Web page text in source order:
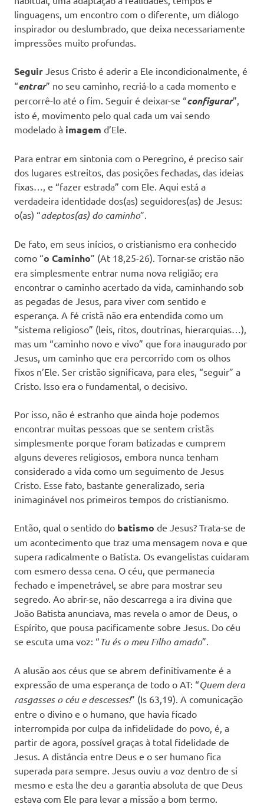
linguagens, um encontro com o diferente, um diálogo
inspirador ou deslumbrado, que deixa necessariamente
impressões muito profundas.
Seguir Jesus Cristo é aderir a Ele incondicionalmente, é
“entrar” no seu caminho, recriá-lo a cada momento e
percorrê-lo até o fim. Seguir é deixar-se “configurar”,
isto é, movimento pelo qual cada um vai sendo
modelado à imagem d’Ele.
Para entrar em sintonia com o Peregrino, é preciso sair
dos lugares estreitos, das posições fechadas, das ideias
fixas…, e “fazer estrada” com Ele. Aqui está a
verdadeira identidade dos(as) seguidores(as) de Jesus:
o(as) “adeptos(as) do caminho”.
De fato, em seus inícios, o cristianismo era conhecido
como “o Caminho” (At 18,25-26). Tornar-se cristão não
era simplesmente entrar numa nova religião; era
encontrar o caminho acertado da vida, caminhando sob
as pegadas de Jesus, para viver com sentido e
esperança. A fé cristã não era entendida como um
“sistema religioso” (leis, ritos, doutrinas, hierarquias…),
mas um “caminho novo e vivo” que fora inaugurado por
Jesus, um caminho que era percorrido com os olhos
fixos n’Ele. Ser cristão significava, para eles, “seguir” a
Cristo. Isso era o fundamental, o decisivo.
Por isso, não é estranho que ainda hoje podemos
encontrar muitas pessoas que se sentem cristãs
simplesmente porque foram batizadas e cumprem
alguns deveres religiosos, embora nunca tenham
considerado a vida como um seguimento de Jesus
Cristo. Esse fato, bastante generalizado, seria
inimaginável nos primeiros tempos do cristianismo.
Então, qual o sentido do batismo de Jesus? Trata-se de
um acontecimento que traz uma mensagem nova e que
supera radicalmente o Batista. Os evangelistas cuidaram
com esmero dessa cena. O céu, que permanecia
fechado e impenetrável, se abre para mostrar seu
segredo. Ao abrir-se, não descarrega a ira divina que
João Batista anunciava, mas revela o amor de Deus, o
Espírito, que pousa pacificamente sobre Jesus. Do céu
se escuta uma voz: “Tu és o meu Filho amado”.
A alusão aos céus que se abrem definitivamente é a
expressão de uma esperança de todo o AT: “Quem dera
rasgasses o céu e descesses!” (Is 63,19). A comunicação
entre o divino e o humano, que havia ficado
interrompida por culpa da infidelidade do povo, é, a
partir de agora, possível graças à total fidelidade de
Jesus. A distância entre Deus e o ser humano fica
superada para sempre. Jesus ouviu a voz dentro de si
mesmo e esta lhe deu a garantia absoluta de que Deus
estava com Ele para levar a missão a bom termo.